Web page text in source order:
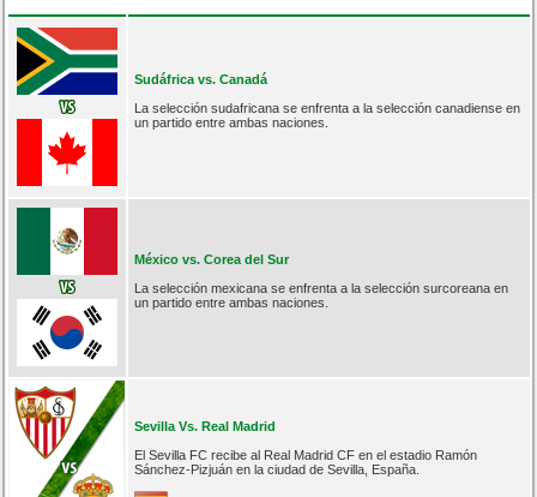
Sudáfrica vs. Canadá
La selección sudafricana se enfrenta a la selección canadiense en
un partido entre ambas naciones.
México vs. Corea del Sur
La selección mexicana se enfrenta a la selección surcoreana en
un partido entre ambas naciones.
Sevilla Vs. Real Madrid
El Sevilla FC recibe al Real Madrid CF en el estadio Ramón
Sánchez-Pizjuán en la ciudad de Sevilla, España.